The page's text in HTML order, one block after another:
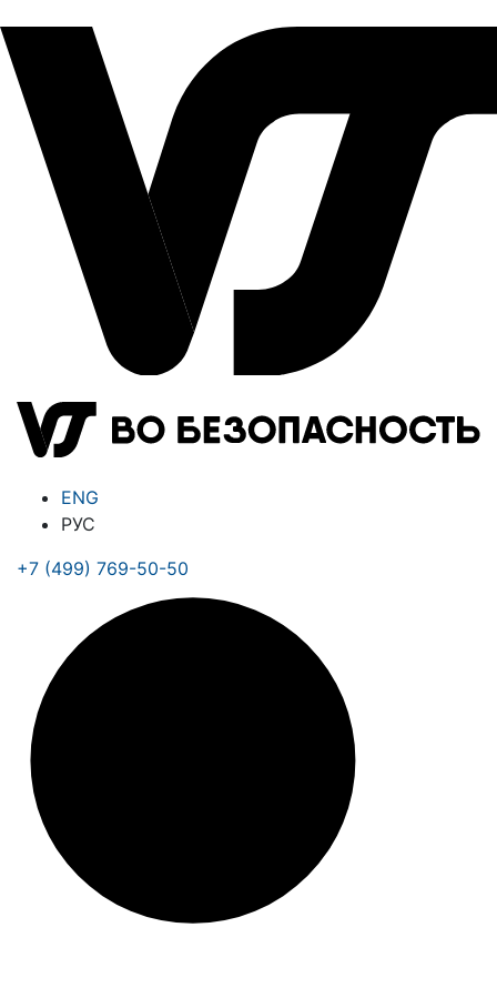
ENG
РУС
+7 (499) 769-50-50